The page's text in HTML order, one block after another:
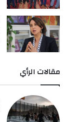
مقالات الرأي